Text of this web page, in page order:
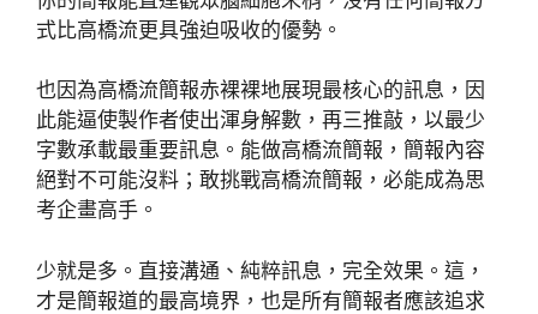
式比高橋流更具強迫吸收的優勢。
也因為高橋流簡報赤裸裸地展現最核心的訊息，因
此能逼使製作者使出渾身解數，再三推敲，以最少
字數承載最重要訊息。能做高橋流簡報，簡報內容
絕對不可能沒料；敢挑戰高橋流簡報，必能成為思
考企畫高手。
少就是多。直接溝通、純粹訊息，完全效果。這，
才是簡報道的最高境界，也是所有簡報者應該追求